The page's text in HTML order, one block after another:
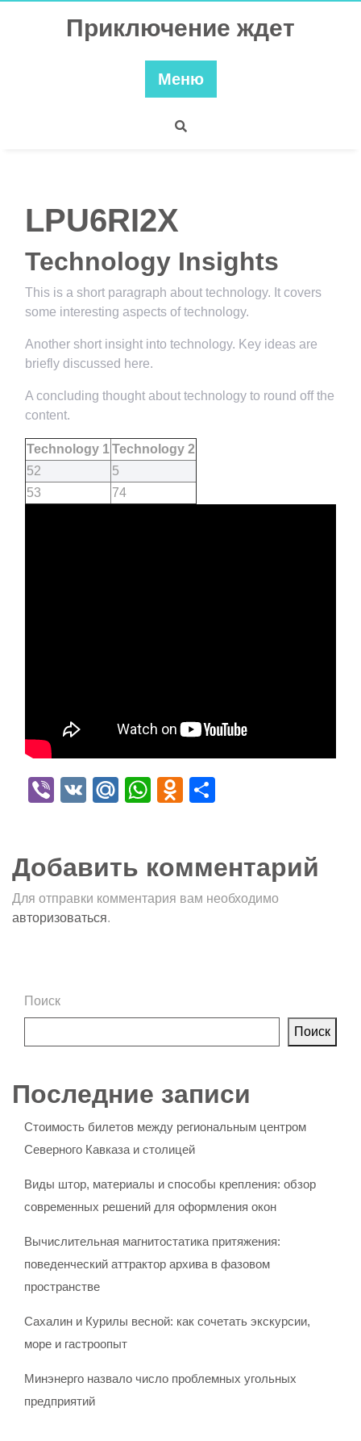
Приключение ждет
Меню
LPU6RI2X
Technology Insights
This is a short paragraph about technology. It covers
some interesting aspects of technology.
Another short insight into technology. Key ideas are
briefly discussed here.
A concluding thought about technology to round off the
content.
Technology 1Technology 2
52
5
53
74
Viber
VK Mail.Ru
WhatsApp
Odnoklassniki
Добавить комментарий
Для отправки комментария вам необходимо
авторизоваться.
Поиск
Поиск
Последние записи
Стоимость билетов между региональным центром
Северного Кавказа и столицей
Виды штор, материалы и способы крепления: обзор
современных решений для оформления окон
Вычислительная магнитостатика притяжения:
поведенческий аттрактор архива в фазовом
пространстве
Сахалин и Курилы весной: как сочетать экскурсии,
море и гастроопыт
Минэнерго назвало число проблемных угольных
предприятий